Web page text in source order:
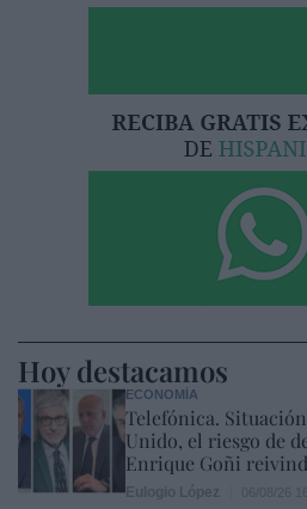
Hoy destacamos
ECONOMÍA
Telefónica.
Unido, el riesgo de
Enrique Goñi